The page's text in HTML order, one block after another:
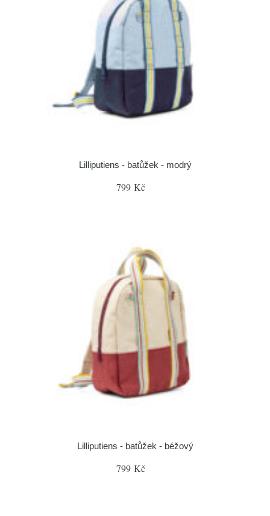
Lilliputiens - batůžek - modrý
799 Kč
Lilliputiens - batůžek - béžový
799 Kč